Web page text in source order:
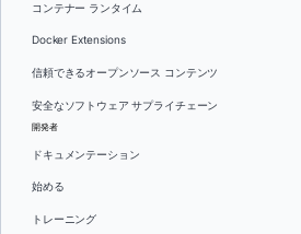
コンテナー ランタイム
Docker Extensions
信頼できるオープンソース コンテンツ
安全なソフトウェア サプライチェーン
開発者
ドキュメンテーション
始める
トレーニング